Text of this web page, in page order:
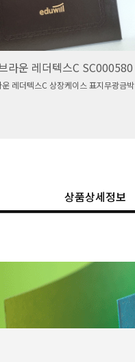
라운 레더텍스C SC000580
레더텍스C 상장케이스 표지무광금박
상품상세정보